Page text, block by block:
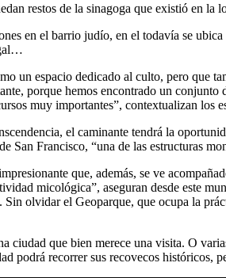
restos de la sinagoga que existió en la
en el barrio judío, en el todavía se
un espacio dedicado al culto, pero que
porque hemos encontrado un
muy importantes”, contextualizan los
el caminante tendrá la
San Francisco, “una de las estructuras
que, además, se ve
micológica”, aseguran desde este
Sin olvidar el Geoparque, que ocupa la
ciudad que bien merece una visita. O
podrá recorrer sus recovecos